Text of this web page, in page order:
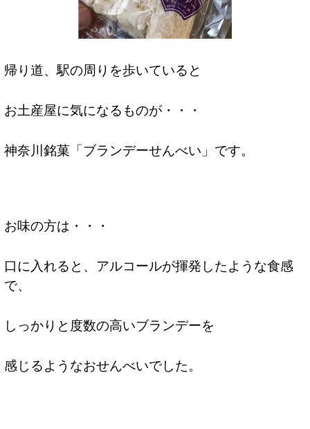
帰り道、駅の周りを歩いていると
お土産屋に気になるものが・・・
神奈川銘菓「ブランデーせんべい」です。
お味の方は・・・
口に入れると、アルコールが揮発したような食感
で、
しっかりと度数の高いブランデーを
感じるようなおせんべいでした。